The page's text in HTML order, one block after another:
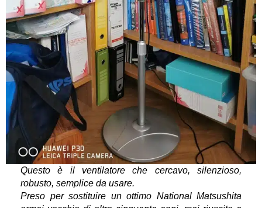
Questo è il ventilatore che cercavo, silenzioso,
robusto, semplice da usare.
Preso per sostituire un ottimo National Matsushita